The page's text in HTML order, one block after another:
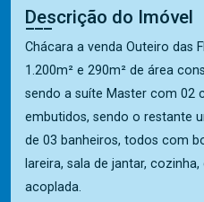
Descrição do Imóvel
Chácara a venda Outeiro das
1.200m² e 290m² de área
sendo a suíte Master com 02
embutidos, sendo o restante
de 03 banheiros, todos com
lareira, sala de jantar,
acoplada.